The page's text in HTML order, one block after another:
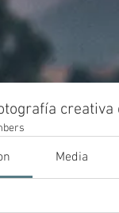
creativa
Media